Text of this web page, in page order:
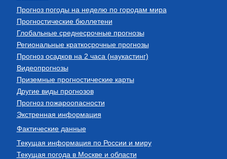
Прогноз погоды на неделю по городам мира
Прогностические бюллетени
Глобальные среднесрочные прогнозы
Региональные краткосрочные прогнозы
Прогноз осадков на 2 часа (наукастинг)
Видеопрогнозы
Приземные прогностические карты
Другие виды прогнозов
Прогноз пожароопасности
Экстренная информация
Фактические данные
Текущая информация по России и миру
Текущая погода в Москве и области